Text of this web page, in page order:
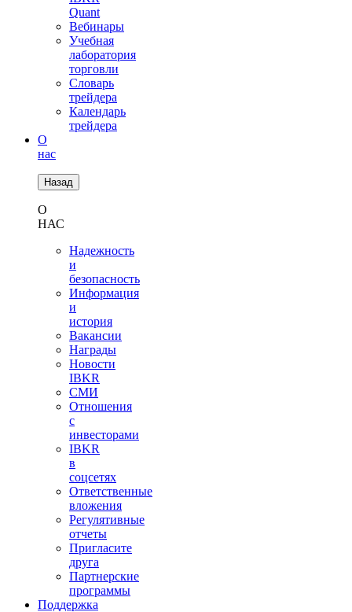
Quant
Вебинары
Учебная
лаборатория
торговли
Словарь
трейдера
Календарь
трейдера
О
нас
Назад
О
НАС
Надежность
и
безопасность
Информация
и
история
Вакансии
Награды
Новости
IBKR
СМИ
Отношения
с
инвесторами
IBKR
в
соцсетях
Ответственные
вложения
Регулятивные
отчеты
Пригласите
друга
Партнерские
программы
Поддержка